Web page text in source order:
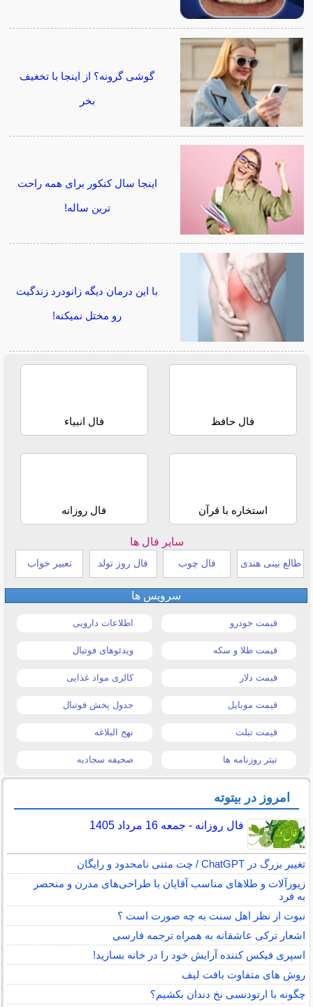
گوشی گرونه؟ از اینجا با تخغیف
بخر
اینجا سال کنکور برای همه راحت
ترین ساله!
با این درمان دیگه زانودرد زندگیت
رو مختل نمیکنه!
فال حافظ فال انبیاء
استخاره با قرآن فال روزانه
سایر فال ها
طالع بینی هندی فال چوب فال روز تولد تعبیر خواب
سرویس ها
قیمت خودرو اطلاعات دارویی
قیمت طلا و سکه ویدئوهای فوتبال
قیمت دلار کالری مواد غذایی
قیمت موبایل جدول پخش فوتبال
قیمت تبلت نهج البلاغه
تیتر روزنامه ها صحیفه سجادیه
امروز در بیتوته
فال روزانه - جمعه 16 مرداد 1405
تغییر بزرگ در ChatGPT / چت متنی نامحدود و رایگان
زیورآلات و طلاهای مناسب آقایان با طراحی‌های مدرن و منحصر
به فرد
نبوت از نظر اهل سنت به چه صورت است ؟
اشعار ترکی عاشقانه به همراه ترجمه فارسی
اسپری فیکس کننده آرایش خود را در خانه بسازید!
روش های متفاوت بافت لیف
چگونه با ارتودنسی نخ دندان بکشیم؟